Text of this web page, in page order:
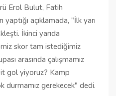
Erol Bulut, Fatih
yaptığı açıklamada, "İlk yarı
İkinci yarıda
skor tam istediğimiz
arasında çalışmamız
gol yiyoruz? Kamp
durmamız gerekecek" dedi.